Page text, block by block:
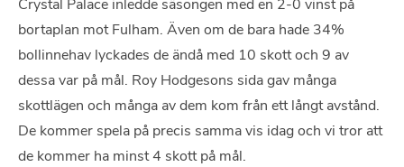
Crystal Palace inledde säsongen med en 2-0 vinst på
bortaplan mot Fulham. Även om de bara hade 34%
bollinnehav lyckades de ändå med 10 skott och 9 av
dessa var på mål. Roy Hodgesons sida gav många
skottlägen och många av dem kom från ett långt avstånd.
De kommer spela på precis samma vis idag och vi tror att
de kommer ha minst 4 skott på mål.